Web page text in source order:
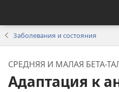
Заболевания и состояния
СРЕДНЯЯ И МАЛАЯ БЕТА-
Адаптация к